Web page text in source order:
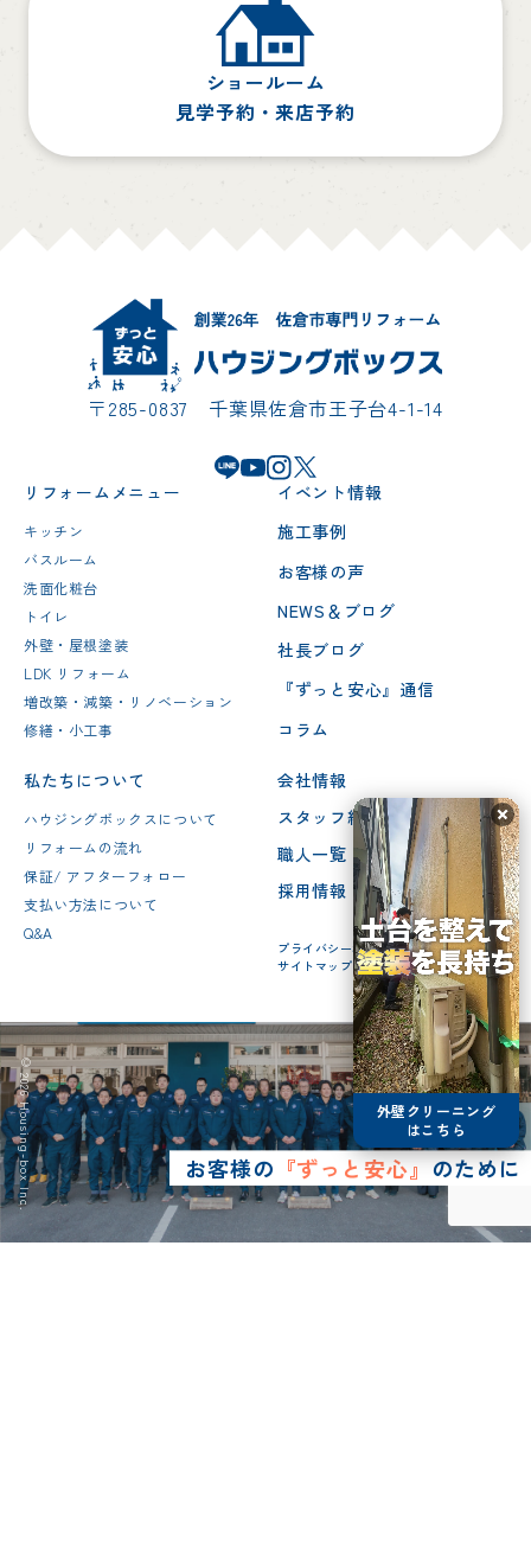
ショールーム
見学予約・来店予約
〒285-0837 千葉県佐倉市王子台4-1-14
リフォームメニュー
キッチン
バスルーム
洗面化粧台
トイレ
外壁・屋根塗装
LDK リフォーム
増改築・減築・リノベーション
修繕・小工事
イベント情報
施工事例
お客様の声
NEWS＆ブログ
社長ブログ
『ずっと安心』通信
コラム
私たちについて
ハウジングボックスについて
リフォームの流れ
保証/ アフターフォロー
支払い方法について
Q&A
会社情報
スタッフ紹介
職人一覧
採用情報
プライバシーポリシー
サイトマップ
お客様の 『ずっと安心』のために
© 2026 Housing-box Inc.
外壁クリーニング
はこちら